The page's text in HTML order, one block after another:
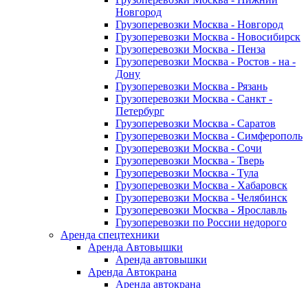
Новгород
Грузоперевозки Москва - Новгород
Грузоперевозки Москва - Новосибирск
Грузоперевозки Москва - Пенза
Грузоперевозки Москва - Ростов - на -
Дону
Грузоперевозки Москва - Рязань
Грузоперевозки Москва - Санкт -
Петербург
Грузоперевозки Москва - Саратов
Грузоперевозки Москва - Симферополь
Грузоперевозки Москва - Сочи
Грузоперевозки Москва - Тверь
Грузоперевозки Москва - Тула
Грузоперевозки Москва - Хабаровск
Грузоперевозки Москва - Челябинск
Грузоперевозки Москва - Ярославль
Грузоперевозки по России недорого
Аренда спецтехники
Аренда Автовышки
Аренда автовышки
Аренда Автокрана
Аренда автокрана